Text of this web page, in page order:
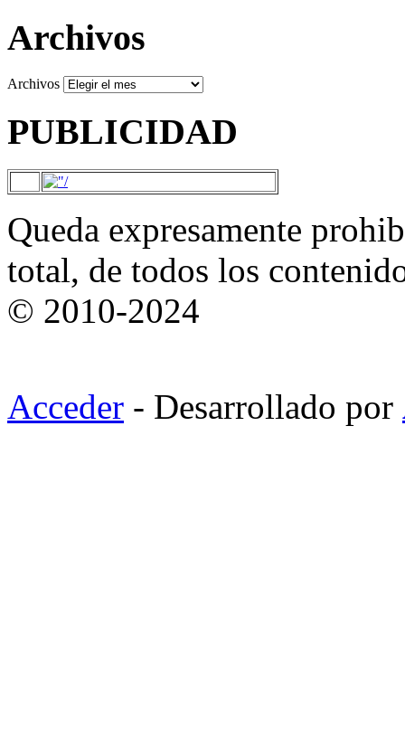
Archivos
Archivos
PUBLICIDAD
Queda expresamente
total, de todos los
© 2010-2024
Acceder - Desarrollado por